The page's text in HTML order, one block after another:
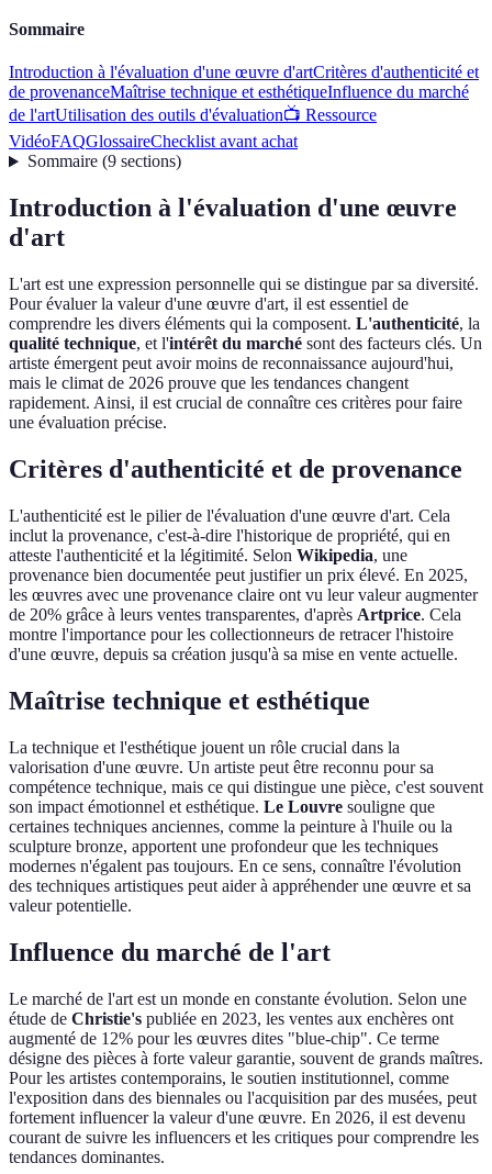
Sommaire
Introduction à l'évaluation d'une œuvre d'artCritères d'authenticité et
de provenanceMaîtrise technique et esthétiqueInfluence du marché
de l'artUtilisation des outils d'évaluation📺 Ressource
VidéoFAQGlossaireChecklist avant achat
Sommaire(9 sections)
Introduction à l'évaluation d'une œuvre
d'art
L'art est une expression personnelle qui se distingue par sa diversité.
Pour évaluer la valeur d'une œuvre d'art, il est essentiel de
comprendre les divers éléments qui la composent. L'authenticité, la
qualité technique, et l'intérêt du marché sont des facteurs clés. Un
artiste émergent peut avoir moins de reconnaissance aujourd'hui,
mais le climat de 2026 prouve que les tendances changent
rapidement. Ainsi, il est crucial de connaître ces critères pour faire
une évaluation précise.
Critères d'authenticité et de provenance
L'authenticité est le pilier de l'évaluation d'une œuvre d'art. Cela
inclut la provenance, c'est-à-dire l'historique de propriété, qui en
atteste l'authenticité et la légitimité. Selon Wikipedia, une
provenance bien documentée peut justifier un prix élevé. En 2025,
les œuvres avec une provenance claire ont vu leur valeur augmenter
de 20% grâce à leurs ventes transparentes, d'après Artprice. Cela
montre l'importance pour les collectionneurs de retracer l'histoire
d'une œuvre, depuis sa création jusqu'à sa mise en vente actuelle.
Maîtrise technique et esthétique
La technique et l'esthétique jouent un rôle crucial dans la
valorisation d'une œuvre. Un artiste peut être reconnu pour sa
compétence technique, mais ce qui distingue une pièce, c'est souvent
son impact émotionnel et esthétique. Le Louvre souligne que
certaines techniques anciennes, comme la peinture à l'huile ou la
sculpture bronze, apportent une profondeur que les techniques
modernes n'égalent pas toujours. En ce sens, connaître l'évolution
des techniques artistiques peut aider à appréhender une œuvre et sa
valeur potentielle.
Influence du marché de l'art
Le marché de l'art est un monde en constante évolution. Selon une
étude de Christie's publiée en 2023, les ventes aux enchères ont
augmenté de 12% pour les œuvres dites "blue-chip". Ce terme
désigne des pièces à forte valeur garantie, souvent de grands maîtres.
Pour les artistes contemporains, le soutien institutionnel, comme
l'exposition dans des biennales ou l'acquisition par des musées, peut
fortement influencer la valeur d'une œuvre. En 2026, il est devenu
courant de suivre les influencers et les critiques pour comprendre les
tendances dominantes.